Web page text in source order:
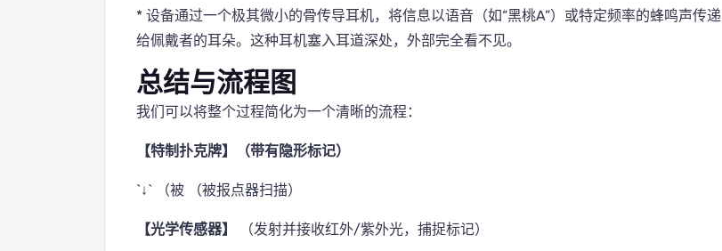
* 设备通过一个极其微小的骨传导耳机，将信息以语音（如“黑桃A”）或特定频率的蜂鸣声传递
给佩戴者的耳朵。这种耳机塞入耳道深处，外部完全看不见。
总结与流程图
我们可以将整个过程简化为一个清晰的流程：
【特制扑克牌】（带有隐形标记）
`↓` （被 （被报点器扫描）
【光学传感器】 （发射并接收红外/紫外光，捕捉标记）